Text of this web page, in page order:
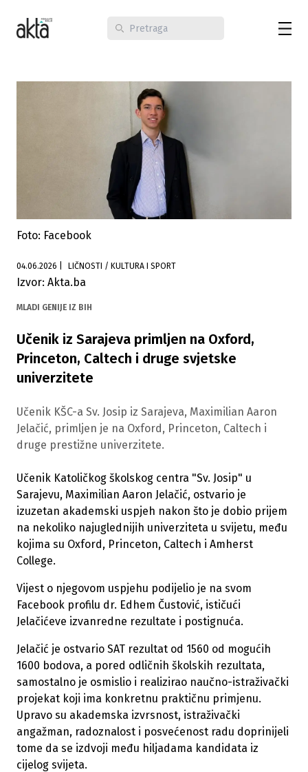
Foto: Facebook
04.06.2026 LIČNOSTI / KULTURA I SPORT
Izvor: Akta.ba
MLADI GENIJE IZ BIH
Učenik iz Sarajeva primljen na Oxford,
Princeton, Caltech i druge svjetske
univerzitete
Učenik KŠC-a Sv. Josip iz Sarajeva, Maximilian Aaron
Jelačić, primljen je na Oxford, Princeton, Caltech i
druge prestižne univerzitete.
Učenik Katoličkog školskog centra "Sv. Josip" u
Sarajevu, Maximilian Aaron Jelačić, ostvario je
izuzetan akademski uspjeh nakon što je dobio prijem
na nekoliko najuglednijih univerziteta u svijetu, među
kojima su Oxford, Princeton, Caltech i Amherst
College.
Vijest o njegovom uspjehu podijelio je na svom
Facebook profilu dr. Edhem Čustović, ističući
Jelačićeve izvanredne rezultate i postignuća.
Jelačić je ostvario SAT rezultat od 1560 od mogućih
1600 bodova, a pored odličnih školskih rezultata,
samostalno je osmislio i realizirao naučno-istraživački
projekat koji ima konkretnu praktičnu primjenu.
Upravo su akademska izvrsnost, istraživački
angažman, radoznalost i posvećenost radu doprinijeli
tome da se izdvoji među hiljadama kandidata iz
cijelog svijeta.